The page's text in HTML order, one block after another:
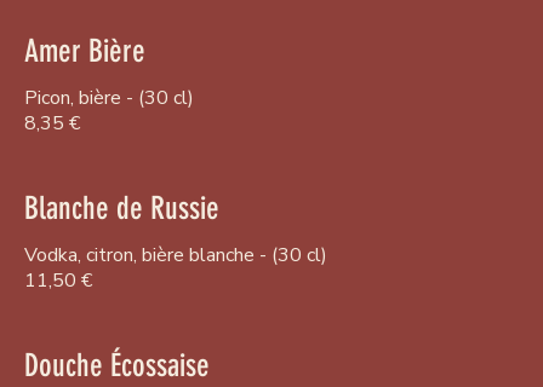
Amer Bière
Picon, bière - (30 cl)
8,35 €
Blanche de Russie
Vodka, citron, bière blanche - (30 cl)
11,50 €
Douche Écossaise